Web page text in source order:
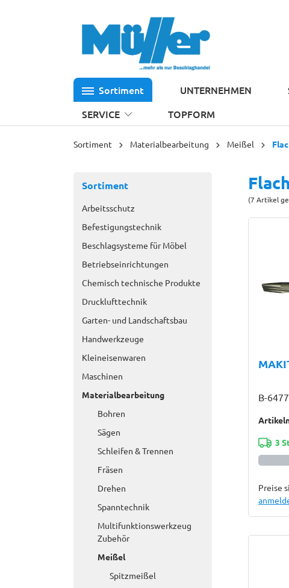
Sortiment UNTERNEHMEN
SERVICE
TOPFORM
Sortiment Materialbearbeitung Meißel
Sortiment
Arbeitsschutz
Befestigungstechnik
Beschlagsysteme für Möbel
Betriebseinrichtungen
Chemisch technische Produkte
Drucklufttechnik
Garten- und Landschaftsbau
Handwerkzeuge
Kleineisenwaren
Maschinen
Materialbearbeitung
Bohren
Sägen
Schleifen & Trennen
Fräsen
Drehen
Spanntechnik
Multifunktionswerkzeug
Zubehör
Meißel
Spitzmeißel
(7 Artikel
B-
3
Preise